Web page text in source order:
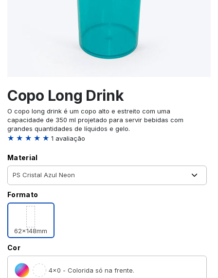
Copo Long Drink
O copo long drink é um copo alto e estreito com uma
capacidade de 350 ml projetado para servir bebidas com
grandes quantidades de líquidos e gelo.
★ ★ ★ ★ ★ 1 avaliação
Material
Formato
62x148mm
Cor
4×0 - Colorida só na frente.